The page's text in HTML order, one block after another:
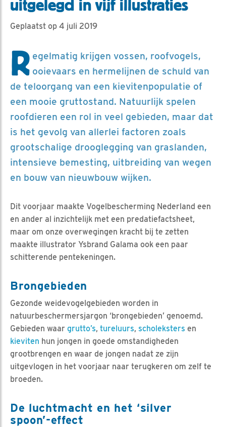
uitgelegd in vijf illustraties
Geplaatst op 4 juli 2019
R egelmatig krijgen vossen, roofvogels,
ooievaars en hermelijnen de schuld van
de teloorgang van een kievitenpopulatie of
een mooie gruttostand. Natuurlijk spelen
roofdieren een rol in veel gebieden, maar dat
is het gevolg van allerlei factoren zoals
grootschalige drooglegging van graslanden,
intensieve bemesting, uitbreiding van wegen
en bouw van nieuwbouw wijken.
Dit voorjaar maakte Vogelbescherming Nederland een
en ander al inzichtelijk met een predatiefactsheet,
maar om onze overwegingen kracht bij te zetten
maakte illustrator Ysbrand Galama ook een paar
schitterende pentekeningen.
Brongebieden
Gezonde weidevogelgebieden worden in
natuurbeschermersjargon ‘brongebieden’ genoemd.
Gebieden waar grutto’s, tureluurs, scholeksters en
kieviten hun jongen in goede omstandigheden
grootbrengen en waar de jongen nadat ze zijn
uitgevlogen in het voorjaar naar terugkeren om zelf te
broeden.
De luchtmacht en het ‘silver
spoon’-effect